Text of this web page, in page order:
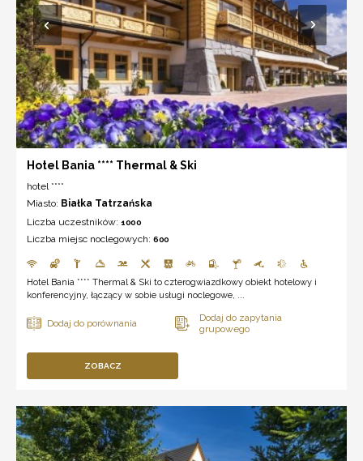
Hotel Bania **** Thermal & Ski
hotel ****
Miasto: Białka Tatrzańska
Liczba uczestników: 1000
Liczba miejsc noclegowych: 600
Hotel Bania **** Thermal & Ski to czterogwiazdkowy obiekt hotelowy i
konferencyjny, łączący w sobie usługi noclegowe, ...
ZOBACZ